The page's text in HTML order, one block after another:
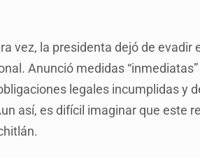
tradiciones con Feria
prófugo estadounidense
vez, la presidenta dejó de
Anunció medidas
legales incumplidas y
así, es difícil imaginar que este